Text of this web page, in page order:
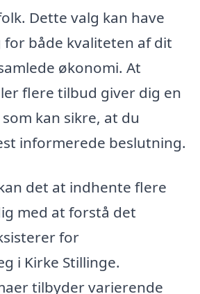
Dette valg kan have
både kvaliteten af dit
økonomi. At
flere tilbud giver dig en
kan sikre, at du
informerede beslutning.
det at indhente flere
med at forstå det
for
i Kirke Stillinge.
tilbyder varierende